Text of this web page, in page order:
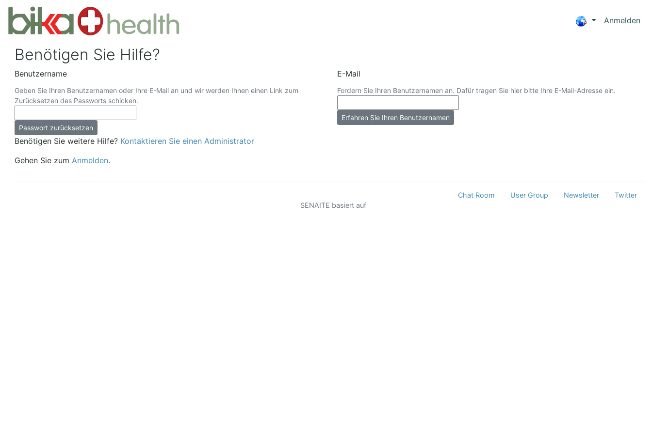
Anmelden
Benötigen Sie Hilfe?
Benutzername
Geben Sie Ihren Benutzernamen oder Ihre E-Mail an und wir werden Ihnen einen Link zum
Zurücksetzen des Passworts schicken.
E-Mail
Fordern Sie Ihren Benutzernamen an. Dafür tragen Sie hier bitte Ihre E-Mail-Adresse ein.
Benötigen Sie weitere Hilfe? Kontaktieren Sie einen Administrator
Gehen Sie zum Anmelden.
Chat Room User Group Newsletter
Twitter
SENAITE basiert auf